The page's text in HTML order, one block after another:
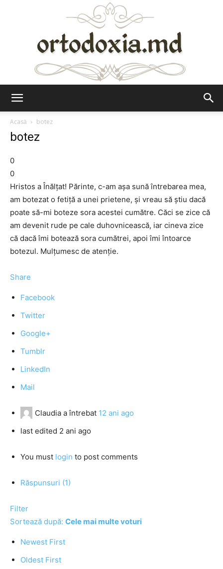
Acasă
botez
botez
0
0
Hristos a Înălțat! Părinte, c-am așa sună întrebarea mea,
am botezat o fetiță a unei prietene, și vreau să știu dacă
poate să-mi boteze sora acestei cumătre. Căci se zice că
am devenit rude pe cale duhovnicească, iar cineva zice
că dacă îmi botează sora cumătrei, apoi îmi întoarce
botezul. Mulțumesc de atenție.
Share
Facebook
Twitter
Google+
Tumblr
LinkedIn
Mail
Claudia a întrebat 12 ani ago
last edited 2 ani ago
You must login to post comments
Răspunsuri (1)
Filter
Sortează după: Cele mai multe voturi
Newest First
Oldest First